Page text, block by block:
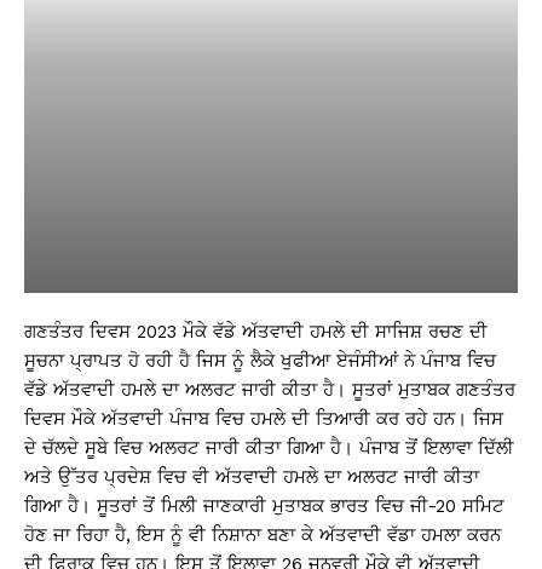
ਗਣਤੰਤਰ ਦਿਵਸ 2023 ਮੌਕੇ ਵੱਡੇ ਅੱਤਵਾਦੀ ਹਮਲੇ ਦੀ ਸਾਜਿਸ਼ ਰਚਣ ਦੀ
ਸੂਚਨਾ ਪ੍ਰਾਪਤ ਹੋ ਰਹੀ ਹੈ ਜਿਸ ਨੂੰ ਲੈਕੇ ਖੁਫੀਆ ਏਜੰਸੀਆਂ ਨੇ ਪੰਜਾਬ ਵਿਚ
ਵੱਡੇ ਅੱਤਵਾਦੀ ਹਮਲੇ ਦਾ ਅਲਰਟ ਜਾਰੀ ਕੀਤਾ ਹੈ। ਸੂਤਰਾਂ ਮੁਤਾਬਕ ਗਣਤੰਤਰ
ਦਿਵਸ ਮੌਕੇ ਅੱਤਵਾਦੀ ਪੰਜਾਬ ਵਿਚ ਹਮਲੇ ਦੀ ਤਿਆਰੀ ਕਰ ਰਹੇ ਹਨ। ਜਿਸ
ਦੇ ਚੱਲਦੇ ਸੂਬੇ ਵਿਚ ਅਲਰਟ ਜਾਰੀ ਕੀਤਾ ਗਿਆ ਹੈ। ਪੰਜਾਬ ਤੋਂ ਇਲਾਵਾ ਦਿੱਲੀ
ਅਤੇ ਉੱਤਰ ਪ੍ਰਦੇਸ਼ ਵਿਚ ਵੀ ਅੱਤਵਾਦੀ ਹਮਲੇ ਦਾ ਅਲਰਟ ਜਾਰੀ ਕੀਤਾ
ਗਿਆ ਹੈ। ਸੂਤਰਾਂ ਤੋਂ ਮਿਲੀ ਜਾਣਕਾਰੀ ਮੁਤਾਬਕ ਭਾਰਤ ਵਿਚ ਜੀ-20 ਸਮਿਟ
ਹੋਣ ਜਾ ਰਿਹਾ ਹੈ, ਇਸ ਨੂੰ ਵੀ ਨਿਸ਼ਾਨਾ ਬਣਾ ਕੇ ਅੱਤਵਾਦੀ ਵੱਡਾ ਹਮਲਾ ਕਰਨ
ਦੀ ਫਿਰਾਕ ਵਿਚ ਹਨ। ਇਸ ਤੋਂ ਇਲਾਵਾ 26 ਜਨਵਰੀ ਮੌਕੇ ਵੀ ਅੱਤਵਾਦੀ